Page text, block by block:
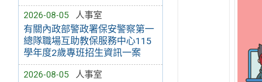
2026-08-05 人事室
有關內政部警政署保安警察第一
總隊職場互助教保服務中心115
學年度2歲專班招生資訊一案
2026-08-05 人事室